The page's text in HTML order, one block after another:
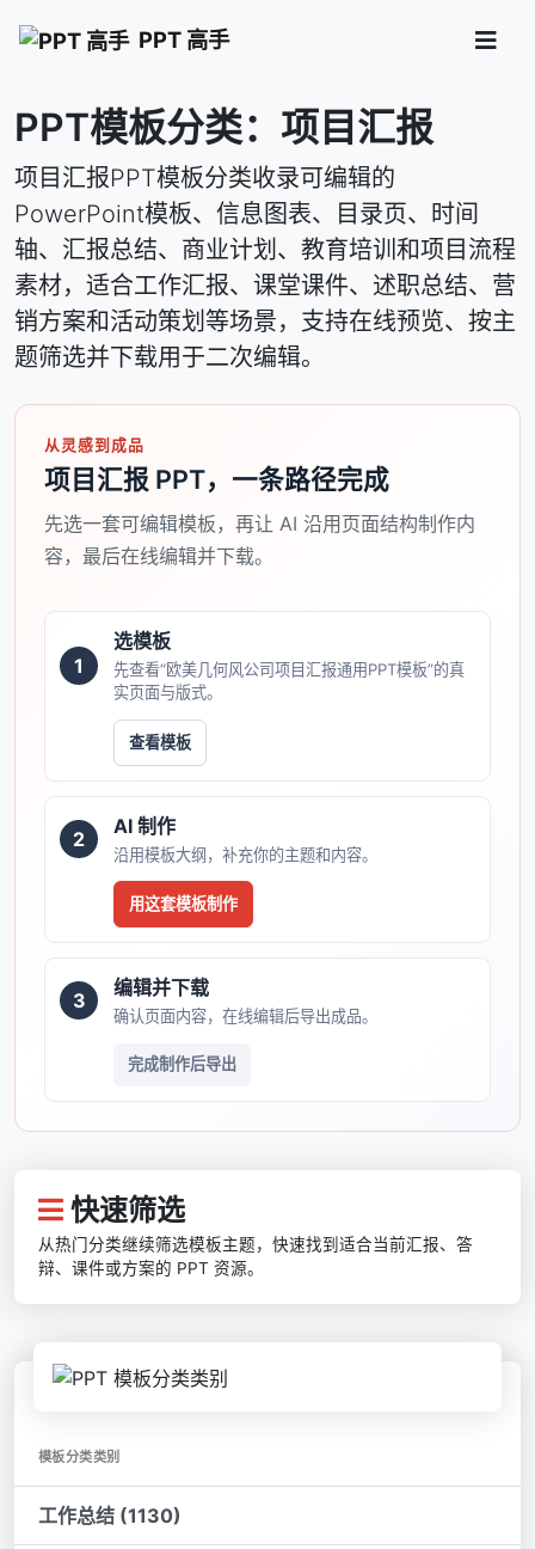
PPT 高手
PPT模板分类：项目汇报
项目汇报PPT模板分类收录可编辑的
PowerPoint模板、信息图表、目录页、时间
轴、汇报总结、商业计划、教育培训和项目流程
素材，适合工作汇报、课堂课件、述职总结、营
销方案和活动策划等场景，支持在线预览、按主
题筛选并下载用于二次编辑。
从灵感到成品
项目汇报 PPT，一条路径完成
先选一套可编辑模板，再让 AI 沿用页面结构制作内
容，最后在线编辑并下载。
1
选模板
先查看“欧美几何风公司项目汇报通用PPT模板”的真
实页面与版式。
查看模板
2
AI 制作
沿用模板大纲，补充你的主题和内容。
用这套模板制作
3
编辑并下载
确认页面内容，在线编辑后导出成品。
完成制作后导出
快速筛选
从热门分类继续筛选模板主题，快速找到适合当前汇报、答
辩、课件或方案的 PPT 资源。
模板分类类别
工作总结 (1130)